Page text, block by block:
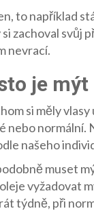
to například
zachoval svůj
nevrací.
je mýt
si měly
nebo normální.
našeho
muset
vyžadovat
týdně, při